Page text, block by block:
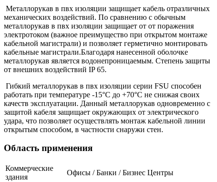
Металлорукав в пвх изоляции защищает кабель отразличных
механических воздействий. По сравнению с обычным
металлорукав в пвх изоляции защищает от от поражения
электротоком (важное преимущество при открытом монтаже
кабельной магистрали) и позволяет герметично монтировать
кабельные магистрали.Благодаря нанесенной оболочке
металлорукав является водонепроницаемым. Степень защиты
от внешних воздействий IP 65.
Гибкий металлорукав в пвх изоляции серии FSU способен
работать при температуре -15°С до +70°С не снижая своих
качеств эксплуатации. Данный металлорукав одновременно с
защитой кабеля защищает окружающих от электрического
удара, что позволяет осуществлять монтаж кабельной линии
открытым способом, в частности снаружи стен.
Область применения
Коммерческие
здания
Офисы / Банки / Бизнес Центры